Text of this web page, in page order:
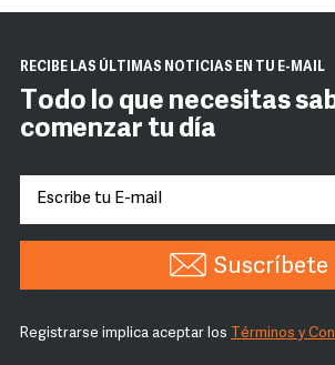
RECIBE LAS ÚLTIMAS NOTICIAS EN TU E-MAIL
Todo lo que necesitas
comenzar tu día
Suscríbete
Registrarse implica aceptar los Términos y